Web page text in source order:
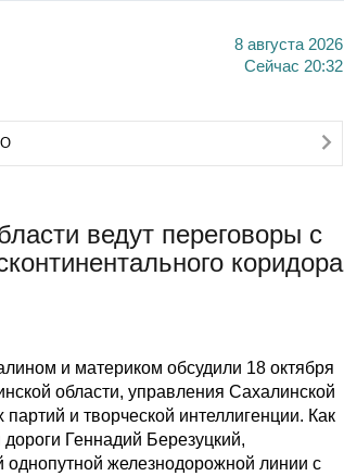
8 августа 2026
Сейчас 20:32
ведут переговоры с
коридора
и материком обсудили 18 октября
области, управления Сахалинской
и творческой интеллигенции. Как
Геннадий Березуцкий,
однопутной железнодорожной линии с